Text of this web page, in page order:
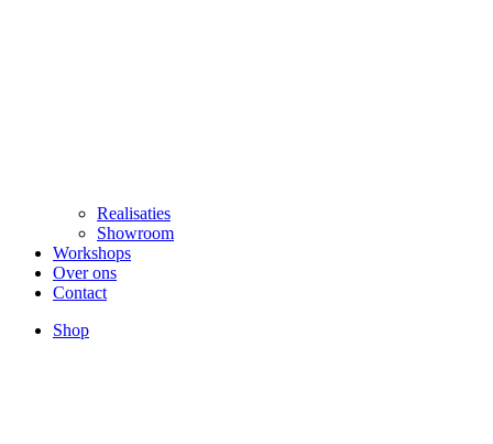
Realisaties
Showroom
Workshops
Over ons
Contact
Shop